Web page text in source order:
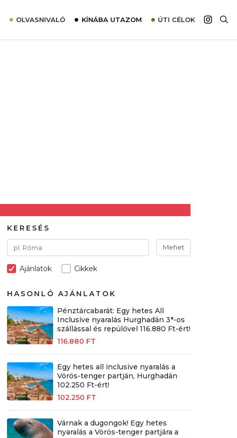
OLVASNIVALÓ KÍNÁBA UTAZOM ÚTI CÉLOK
KERESÉS
Mehet
Ajánlatok Cikkek
HASONLÓ AJÁNLATOK
Pénztárcabarát: Egy hetes All
Inclusive nyaralás Hurghadán 3*-os
szállással és repülővel 116.880 Ft-ért!
116.880 FT
Egy hetes all inclusive nyaralás a
Vörös-tenger partján, Hurghadán
102.250 Ft-ért!
102.250 FT
Várnak a dugongok! Egy hetes
nyaralás a Vörös-tenger partjára a